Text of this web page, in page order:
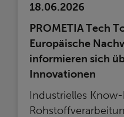
18.06.2026
PROMETIA Tech
Europäische
informieren sich
Innovationen
Industrielles